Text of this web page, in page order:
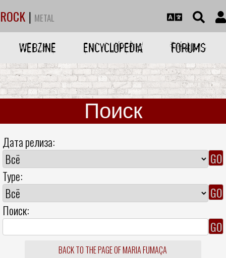
ROCK | METAL
WEBZINE ENCYCLOPEDIA FORUMS
Поиск
Дата релиза:
Type:
Поиск:
BACK TO THE PAGE OF MARIA FUMAÇA